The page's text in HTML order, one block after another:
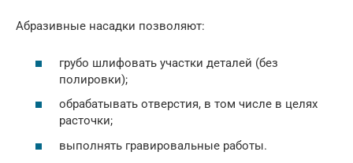
Абразивные насадки позволяют:
грубо шлифовать участки деталей (без
полировки);
обрабатывать отверстия, в том числе в целях
расточки;
выполнять гравировальные работы.